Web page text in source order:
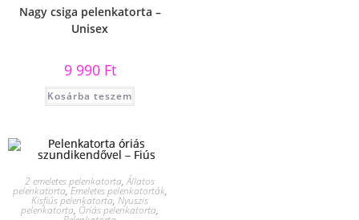
Nagy csiga pelenkatorta –
Unisex
9 990 Ft
Kosárba teszem
2 emeletes pelenkatorta,Állatos
pelenkatorta,Emeletes pelenkatorták,
Kisfiús pelenkatorta, Nyuszis
pelenkatorta, Óriás pelenkatorta,